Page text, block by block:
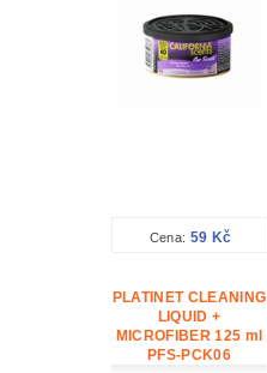
Cena: 59 Kč
PLATINET CLEANING
LIQUID +
MICROFIBER 125 ml
PFS-PCK06